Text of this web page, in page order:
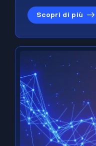
Scopri di più